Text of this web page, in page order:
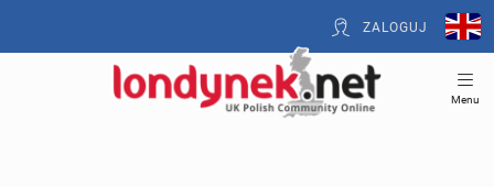
ZALOGUJ
Menu